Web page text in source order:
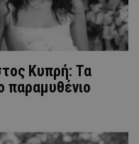
Κυπρή: Τα
παραμυθένιο